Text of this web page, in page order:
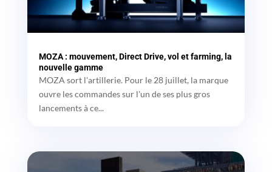
MOZA : mouvement, Direct Drive, vol et farming, la
nouvelle gamme
MOZA sort l'artillerie. Pour le 28 juillet, la marque
ouvre les commandes sur l'un de ses plus gros
lancements à ce...